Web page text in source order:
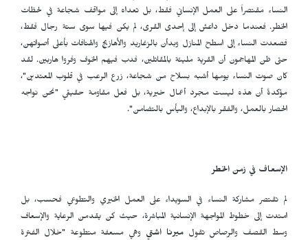
النساء مقتصراً على العمل الإنساني فقط، بل تعداه إلى مواقف شجاعة في لحظات
الخطر. فعندما دخل داعش إلى إحدى القرى، لم يكن فيها سوى ستة رجال فقط،
فصعدت النساء إلى اسطح المنازل وبدأن بالزغاريد والأهازيج والهتافات بأعلى أصواتهن،
حتى ظن المهاجمون أن القرية مليئة بالمقاتلين، فدب فيهم الخوف وفروا هاربين. لقد
كان صوت النساء يومها أشبه بسلاح من شجاعة، زرع الرعب في قلوب المعتدين"،
مؤكدةً أن هذه ليست مجرد أعمال خيرية، بل فعل مقاومة حقيقي "نحن نواجه
الحصار بالعمل، والفقر بالإبداع، واليأس بالتضامن".
الإسعاف في زمن الخطر
لم تقتصر مشاركة النساء في السويداء على العمل الخيري والتطوعي فحسب، بل
امتدت إلى خطوط المواجهة الإنسانية المباشرة، حيث كن يقدمن الرعاية والإسعاف
وسط القصف والرصاص تقولميرنا اشتي وهي مسعفة متطوعة "خلال الفترة